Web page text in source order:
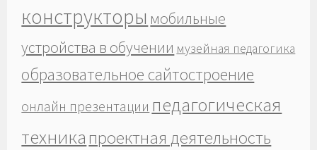
конструкторы мобильные
устройства в обучении музейная педагогика
образовательное сайтостроение
онлайн презентации педагогическая
техника проектная деятельность